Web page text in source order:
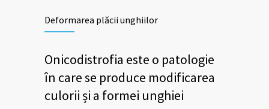
Deformarea plăcii unghiilor
Onicodistrofia este o patologie
în care se produce modificarea
culorii și a formei unghiei